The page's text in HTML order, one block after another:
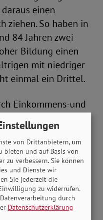
einen
ziehen. So haben in
84 Jahren zwei
Bildung einen
mit niedriger
einmal ein Drittel.
Einkommens-und
erschweren
zwischen
Regionen die
Technik.
in vielerlei Hinsicht
der Digitalisierung:
mit sich, das
von Drittanbietern, um
bieten und auf Basis von
zu verbessern. Sie können
und Dienste wir
Sie jederzeit die
zu widerrufen.
durch
Datenschutzerklärung